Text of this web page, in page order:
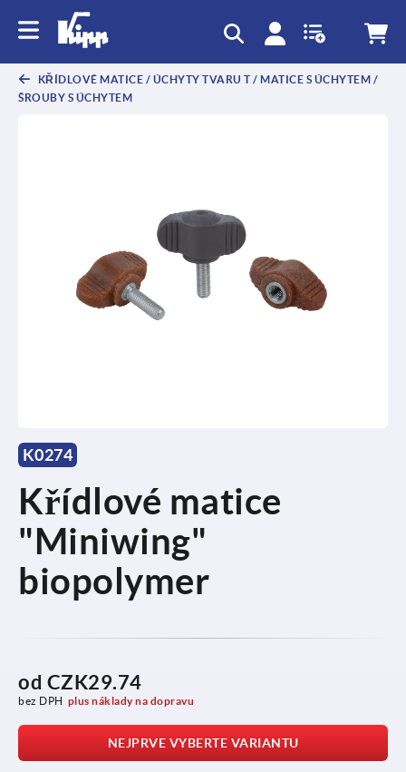
KŘÍDLOVÉ MATICE / ÚCHYTY TVARU T / MATICE S ÚCHYTEM /
ŠROUBY S ÚCHYTEM
K0274
Křídlové matice
"Miniwing"
biopolymer
od CZK29.74
bez DPH plus náklady na dopravu
NEJPRVE VYBERTE VARIANTU